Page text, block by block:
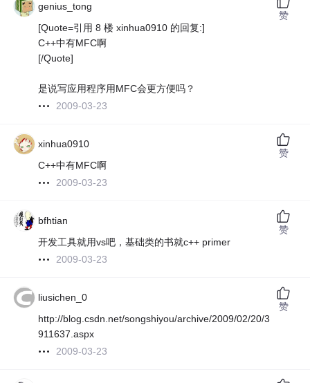
genius_tong
[Quote=引用 8 楼 xinhua0910 的回复:]
C++中有MFC啊
[/Quote]
是说写应用程序用MFC会更方便吗？
2009-03-23
赞
xinhua0910
C++中有MFC啊
2009-03-23
赞
bfhtian
开发工具就用vs吧，基础类的书就c++ primer
2009-03-23
赞
liusichen_0
http://blog.csdn.net/songshiyou/archive/2009/02/20/3
911637.aspx
2009-03-23
赞